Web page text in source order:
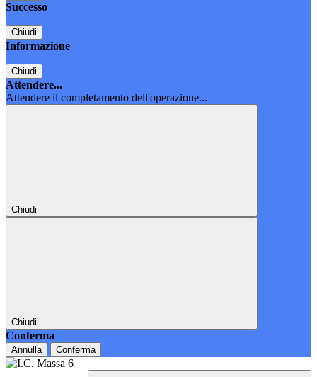
Successo
Chiudi
Informazione
Chiudi
Attendere...
Attendere il completamento dell'operazione...
Chiudi
Chiudi
Conferma
Annulla Conferma